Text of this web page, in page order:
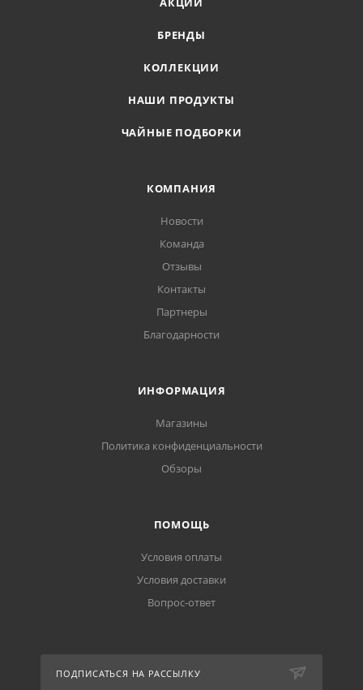
БРЕНДЫ
КОЛЛЕКЦИИ
НАШИ ПРОДУКТЫ
ЧАЙНЫЕ ПОДБОРКИ
КОМПАНИЯ
Новости
Команда
Отзывы
Контакты
Партнеры
Благодарности
ИНФОРМАЦИЯ
Магазины
Политика конфиденциальности
Обзоры
ПОМОЩЬ
Условия оплаты
Условия доставки
Вопрос-ответ
ПОДПИСАТЬСЯ НА РАССЫЛКУ